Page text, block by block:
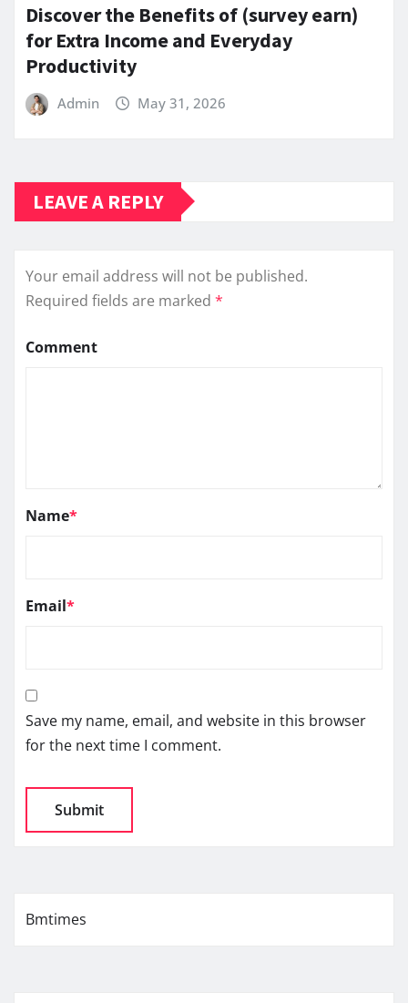
Discover the Benefits of (survey earn)
for Extra Income and Everyday
Productivity
Admin May 31, 2026
LEAVE A REPLY
Your email address will not be published.
Required fields are marked *
Comment
Name*
Email*
Save my name, email, and website in this browser
for the next time I comment.
Bmtimes